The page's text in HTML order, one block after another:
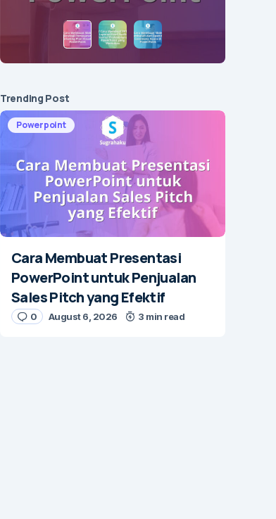
Trending Post
Powerpoint
Cara Membuat Presentasi
PowerPoint untuk Penjualan
Sales Pitch yang Efektif
0 August 6, 2026 3 min read